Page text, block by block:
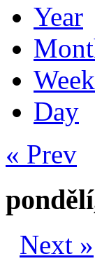
Year
Week
Day
« Prev
Next »